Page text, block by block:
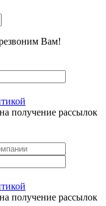
Вам!
получение рассылок
получение рассылок